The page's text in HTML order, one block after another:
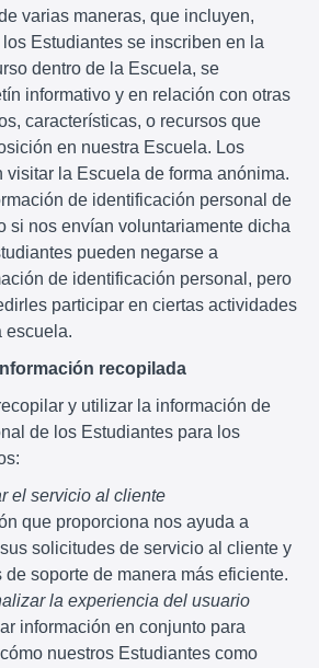
varias maneras, que incluyen,
Estudiantes se inscriben en la
dentro de la Escuela, se
informativo y en relación con otras
características, o recursos que
en nuestra Escuela. Los
visitar la Escuela de forma anónima.
de identificación personal de
si nos envían voluntariamente dicha
pueden negarse a
de identificación personal, pero
participar en ciertas actividades
escuela.
recopilada
y utilizar la información de
de los Estudiantes para los
el servicio al cliente
que proporciona nos ayuda a
solicitudes de servicio al cliente y
de soporte de manera más eficiente.
la experiencia del usuario
información en conjunto para
nuestros Estudiantes como